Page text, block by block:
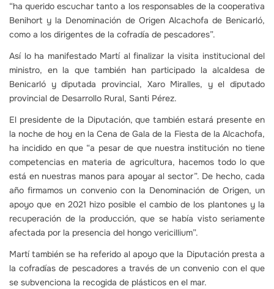
“ha querido escuchar tanto a los responsables de la cooperativa
Benihort y la Denominación de Origen Alcachofa de Benicarló,
como a los dirigentes de la cofradía de pescadores”.
Así lo ha manifestado Martí al finalizar la visita institucional del
ministro, en la que también han participado la alcaldesa de
Benicarló y diputada provincial, Xaro Miralles, y el diputado
provincial de Desarrollo Rural, Santi Pérez.
El presidente de la Diputación, que también estará presente en
la noche de hoy en la Cena de Gala de la Fiesta de la Alcachofa,
ha incidido en que “a pesar de que nuestra institución no tiene
competencias en materia de agricultura, hacemos todo lo que
está en nuestras manos para apoyar al sector”. De hecho, cada
año firmamos un convenio con la Denominación de Origen, un
apoyo que en 2021 hizo posible el cambio de los plantones y la
recuperación de la producción, que se había visto seriamente
afectada por la presencia del hongo vericillium”.
Martí también se ha referido al apoyo que la Diputación presta a
la cofradías de pescadores a través de un convenio con el que
se subvenciona la recogida de plásticos en el mar.